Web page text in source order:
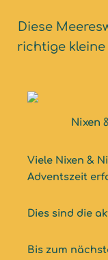
Diese
richtige kleine
Nixen
Viele Nixen &
Adventszeit
Dies sind die
Bis zum